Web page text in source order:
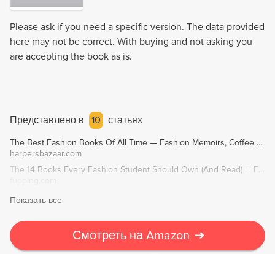
Please ask if you need a specific version. The data provided
here may not be correct. With buying and not asking you
are accepting the book as is.
Представлено в 10 статьях
The Best Fashion Books Of All Time — Fashion Memoirs, Coffee Table Books
harpersbazaar.com
The 14 Books Every Fashion Student Should Own (And Read) | | Fupping
Показать все
Смотреть на Amazon ➔